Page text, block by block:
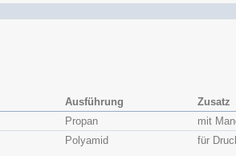
Ausführung Zusatz
Propan mit
Polyamid für